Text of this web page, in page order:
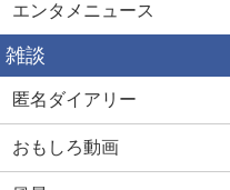
エンタメニュース
雑談
匿名ダイアリー
おもしろ動画